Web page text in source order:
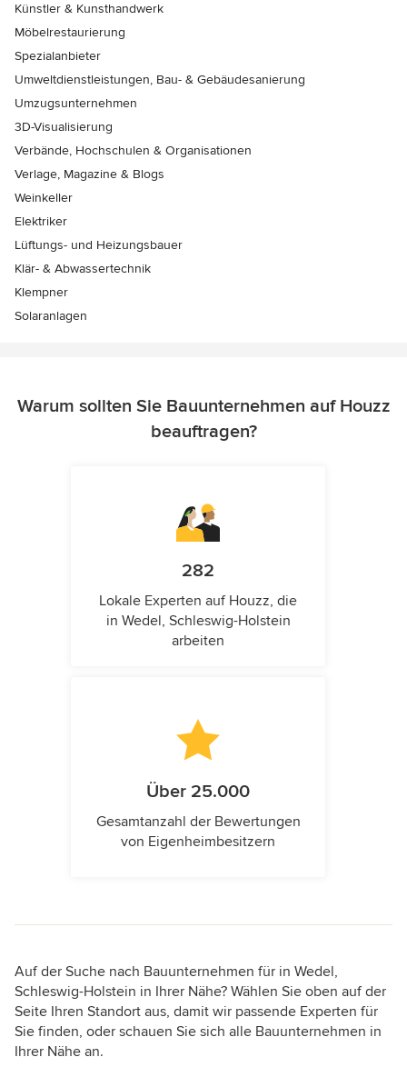
Künstler & Kunsthandwerk
Möbelrestaurierung
Spezialanbieter
Umweltdienstleistungen, Bau- & Gebäudesanierung
Umzugsunternehmen
3D-Visualisierung
Verbände, Hochschulen & Organisationen
Verlage, Magazine & Blogs
Weinkeller
Elektriker
Lüftungs- und Heizungsbauer
Klär- & Abwassertechnik
Klempner
Solaranlagen
Warum sollten Sie Bauunternehmen auf Houzz
beauftragen?
282
Lokale Experten auf Houzz, die
in Wedel, Schleswig-Holstein
arbeiten
Über 25.000
Gesamtanzahl der Bewertungen
von Eigenheimbesitzern
Auf der Suche nach Bauunternehmen für in Wedel,
Schleswig-Holstein in Ihrer Nähe? Wählen Sie oben auf der
Seite Ihren Standort aus, damit wir passende Experten für
Sie finden, oder schauen Sie sich alle Bauunternehmen in
Ihrer Nähe an.